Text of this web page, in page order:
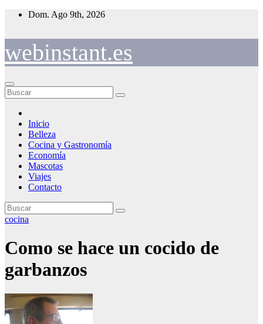
Saltar
Dom. Ago 9th, 2026
webinstant.es
Inicio
Belleza
Cocina y Gastronomía
Economía
Mascotas
Viajes
Contacto
cocina
Como se hace un cocido de
garbanzos